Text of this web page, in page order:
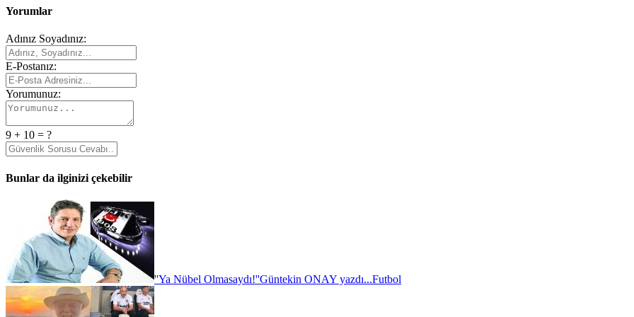
Yorumlar
Adınız Soyadınız:
E-Postanız:
Yorumunuz:
9 + 10 = ?
Bunlar da ilginizi çekebilir
''Ya Nübel Olmasaydı!''Güntekin ONAY yazdı...Futbol